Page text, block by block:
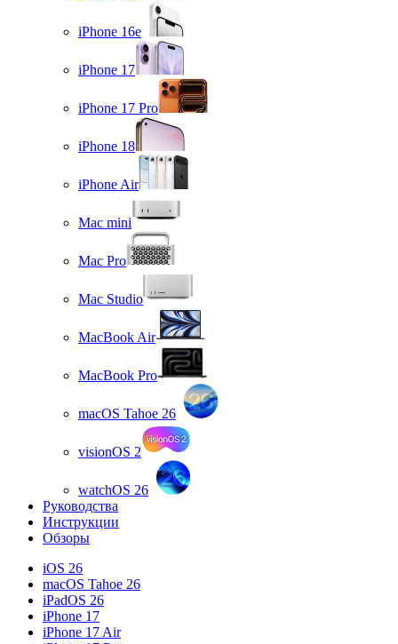
iPhone 16e
iPhone 17
iPhone 17 Pro
iPhone 18
iPhone Air
Mac mini
Mac Pro
Mac Studio
MacBook Air
MacBook Pro
macOS Tahoe 26
visionOS 2
watchOS 26
Руководства
Инструкции
Обзоры
iOS 26
macOS Tahoe 26
iPadOS 26
iPhone 17
iPhone 17 Air